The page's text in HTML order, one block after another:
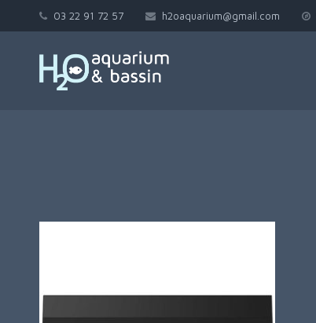
03 22 91 72 57 h2oaquarium@gmail.com